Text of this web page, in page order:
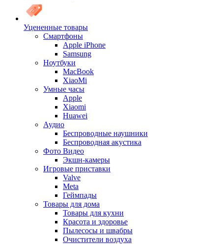
Уцененные товары
Cмартфоны
Apple iPhone
Samsung
Ноутбуки
MacBook
XiaoMi
Умные часы
Apple
Xiaomi
Huawei
Аудио
Беспроводные наушники
Беспроводная акустика
Фото Видео
Экшн-камеры
Игровые приставки
Valve
Meta
Геймпады
Товары для дома
Товары для кухни
Красота и здоровье
Пылесосы и швабры
Очистители воздуха